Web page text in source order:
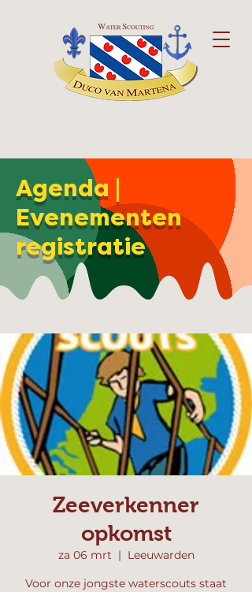
Agenda |
Evenementen
registratie
Zeeverkenner
opkomst
za 06 mrt
  |
Leeuwarden
Voor onze jongste waterscouts staat